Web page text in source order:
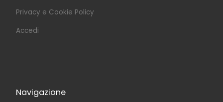
Privacy e Cookie Policy
Accedi
Navigazione